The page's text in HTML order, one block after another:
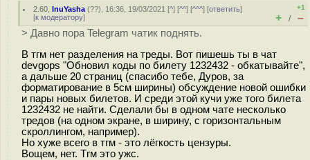
2.60 ,InuYasha (??), 16:36, 19/03/2021 [^] [^^] [^^^] [ответить]
[к модератору]
+1
+ / –
> Давно пора Telegram чатик поднять.
В тгм нет разделения на треды. Вот пишешь ты в чат
devgops "Обновил коды по билету 1232432 - обкатывайте",
а дальше 20 страниц (спасибо тебе, Дуров, за
форматирование в 5см ширины) обсуждение новой ошибки
и пары новых билетов. И среди этой кучи уже того билета
1232432 не найти. Сделали бы в одном чате несколько
тредов (на одном экране, в ширину, с горизонтальным
скроллингом, например).
Но хуже всего в тгм - это лёгкость цензуры.
Вощем, нет. Тгм это ужс.